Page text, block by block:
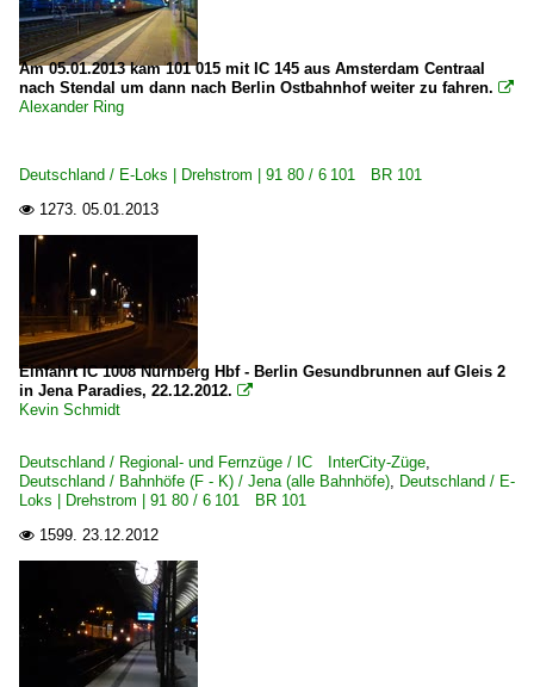
Regionalzüge (Bundesländer)
Bayern
Berlin und Brandenburg
S-Bahnen und Regionalstadtbahnen
S-Bahn Berlin (Stationen)
S-Bahn Berlin ·BVG, DB·
Sonstiges
Doppelausfahrten und Parallelfahrten
Zugzielanzeiger, Zugzieltafeln
Strecken | KBS 100-199
110 (Hannover–) Celle – Lüneburg – H.-Harburg
Strecken | KBS 200-299
250 (Berlin–) Wittenberg – Bitterfeld – Halle
Am 05.01.2013 kam ‎101 015 mit IC 145 aus Amsterdam Centraal
nach Stendal um dann nach Berlin Ostbahnhof weiter zu fahren. 
Alexander Ring
Deutschland / E-Loks | Drehstrom | 91 80 / 6 101 BR 101
 1273. 05.01.2013
Einfahrt IC 1008 Nürnberg Hbf - Berlin Gesundbrunnen auf Gleis 2
in Jena Paradies, 22.12.2012. 
Kevin Schmidt
Deutschland / Regional- und Fernzüge / IC InterCity-Züge,
Deutschland / Bahnhöfe (F - K) / Jena (alle Bahnhöfe), Deutschland / E-
Loks | Drehstrom | 91 80 / 6 101 BR 101
 1599. 23.12.2012